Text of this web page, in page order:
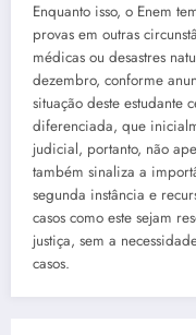
Enquanto isso, o Enem
provas em outras
médicas ou desastres
dezembro, conforme
situação deste estudante
diferenciada, que
judicial, portanto, não
também sinaliza a
segunda instância e
casos como este sejam
justiça, sem a
casos.